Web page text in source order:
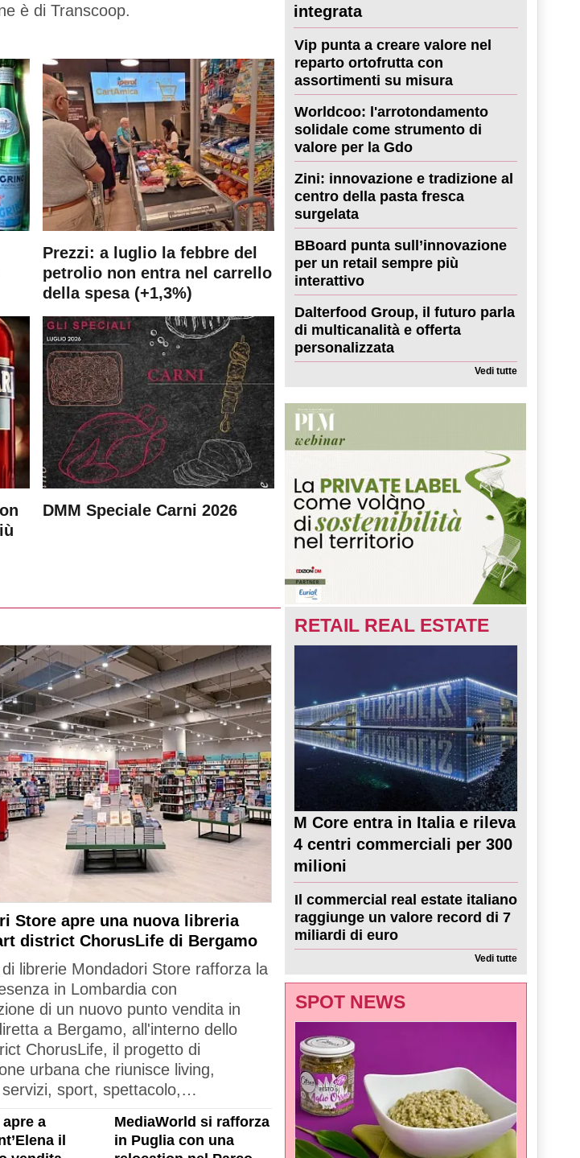
è di Transcoop.
Prezzi: a luglio la febbre del
petrolio non entra nel carrello
della spesa (+1,3%)
DMM Speciale Carni 2026
integrata
Vip punta a creare valore nel
reparto ortofrutta con
assortimenti su misura
Worldcoo: l'arrotondamento
solidale come strumento di
valore per la Gdo
Zini: innovazione e tradizione al
centro della pasta fresca
surgelata
BBoard punta sull’innovazione
per un retail sempre più
interattivo
Dalterfood Group, il futuro parla
di multicanalità e offerta
personalizzata
Vedi tutte
Store apre una nuova libreria
district ChorusLife di Bergamo
librerie Mondadori Store rafforza la
in Lombardia con
di un nuovo punto vendita in
a Bergamo, all'interno dello
ChorusLife, il progetto di
urbana che riunisce living,
sport, spettacolo,…
a
il
MediaWorld si rafforza
in Puglia con una
RETAIL REAL ESTATE
M Core entra in Italia e rileva
4 centri commerciali per 300
milioni
Il commercial real estate italiano
raggiunge un valore record di 7
miliardi di euro
Vedi tutte
SPOT NEWS